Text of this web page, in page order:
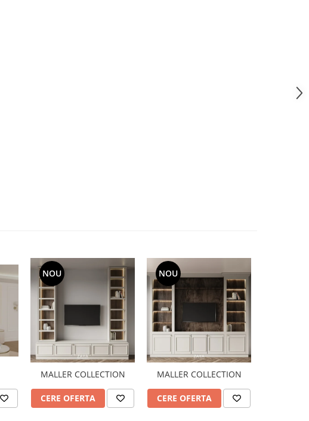
NOU
MALLER COLLECTION
CERE OFERTA
NOU
MALLER COLLECTION
CERE OFERTA